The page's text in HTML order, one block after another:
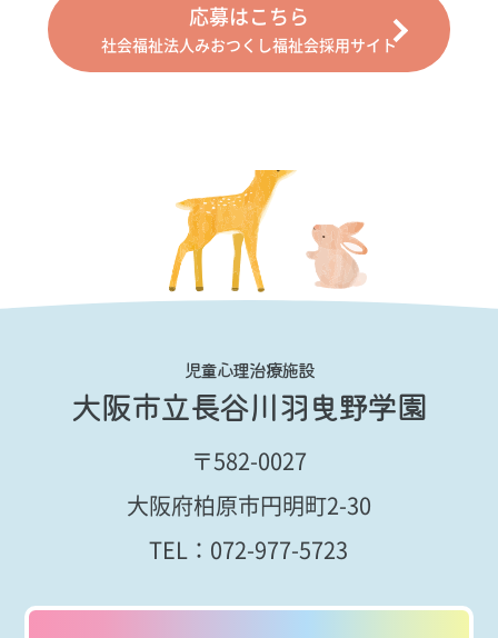
応募はこちら
社会福祉法人みおつくし福祉会採用サイト
児童心理治療施設
大阪市立長谷川羽曳野学園
〒582-0027
大阪府柏原市円明町2-30
TEL： 072-977-5723